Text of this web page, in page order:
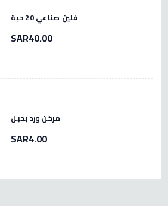
فلين صناعي 20 حبة
SAR40.00
مركن ورد بحبل
SAR4.00